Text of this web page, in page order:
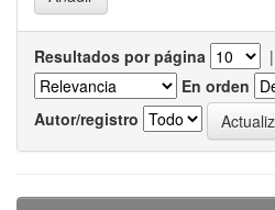
Resultados por página |
En orden
Autor/registro